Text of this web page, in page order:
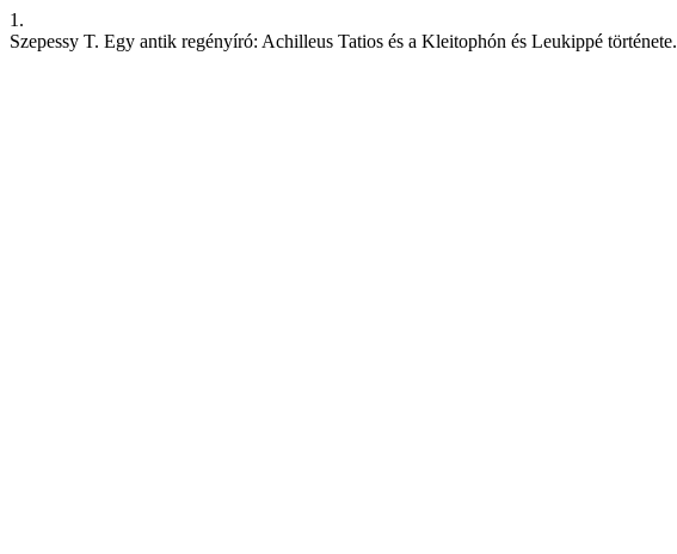
1.
Szepessy T. Egy antik regényíró: Achilleus Tatios és a Kleitophón és Leukippé története.